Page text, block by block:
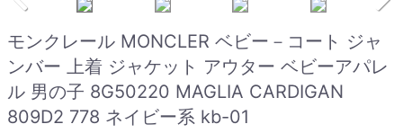
モンクレール MONCLER ベビー－コート ジャ
ンバー 上着 ジャケット アウター ベビーアパレ
ル 男の子 8G50220 MAGLIA CARDIGAN
809D2 778 ネイビー系 kb-01